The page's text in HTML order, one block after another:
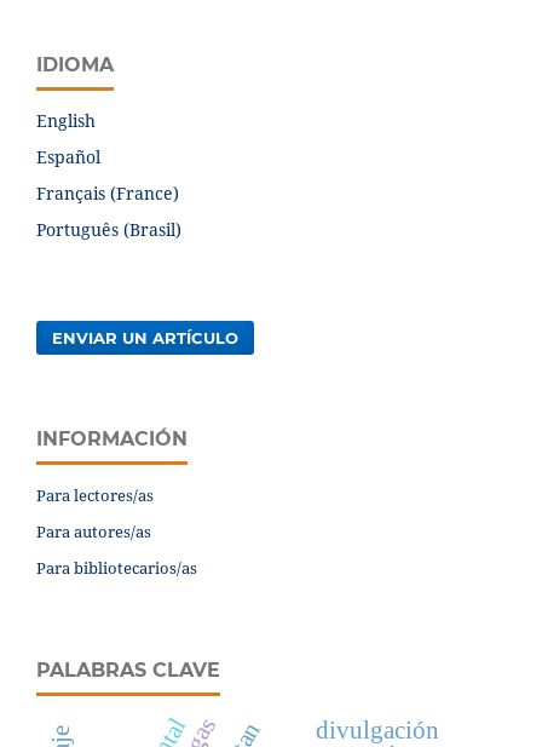
IDIOMA
English
Español
Français (France)
Português (Brasil)
ENVIAR UN ARTÍCULO
INFORMACIÓN
Para lectores/as
Para autores/as
Para bibliotecarios/as
PALABRAS CLAVE
divulgación